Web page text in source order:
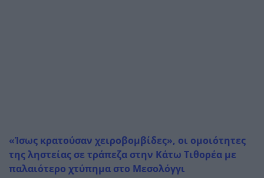
«Ίσως κρατούσαν χειροβομβίδες», οι ομοιότητες
της ληστείας σε τράπεζα στην Κάτω Τιθορέα με
παλαιότερο χτύπημα στο Μεσολόγγι